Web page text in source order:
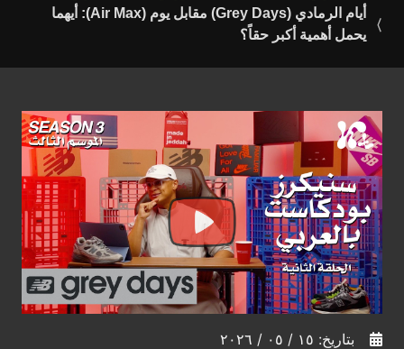
أيام الرمادي (Grey Days) مقابل يوم (Air Max): أيهما
يحمل أهمية أكبر حقاً؟
بتاريخ: ١٥ / ٠٥ / ٢٠٢٦